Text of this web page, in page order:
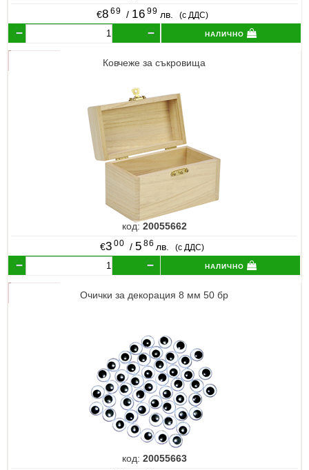
€8 69 / 16 99 лв. (с ДДС)
налично
Ковчеже за съкровища
код: 20055662
€3 00 / 5 86 лв. (с ДДС)
налично
Очички за декорация 8 мм 50 бр
код: 20055663